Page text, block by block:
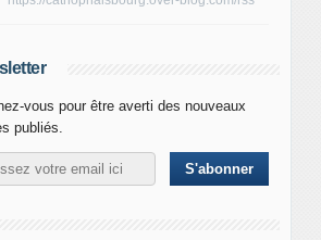
vous pour être averti des nouveaux
publiés.